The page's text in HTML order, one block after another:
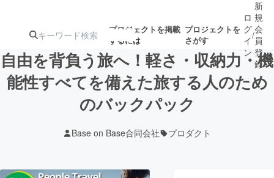
プロジェクトを掲載
するには
プロジェクトを
さがす
注目のリ 注目の新着プロ募集終了が近いプ
ロ
グ
イ
ン
/
新
規
会
員
登
録
自由を背負う旅へ！軽さ・収納力・機
能性すべてを備えた旅する人のため
のバックパック
Base on Base合同会社 プロダクト